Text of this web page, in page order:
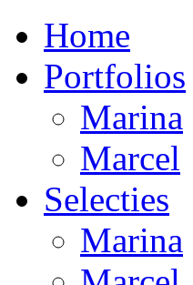
Home
Portfolios
Marina
Marcel
Selecties
Marina